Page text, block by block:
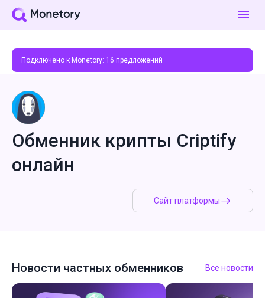
Подключено к Monetory: 16 предложений
Сайт платформы
Обменник крипты Criptify
онлайн
Новости частных обменников Все новости